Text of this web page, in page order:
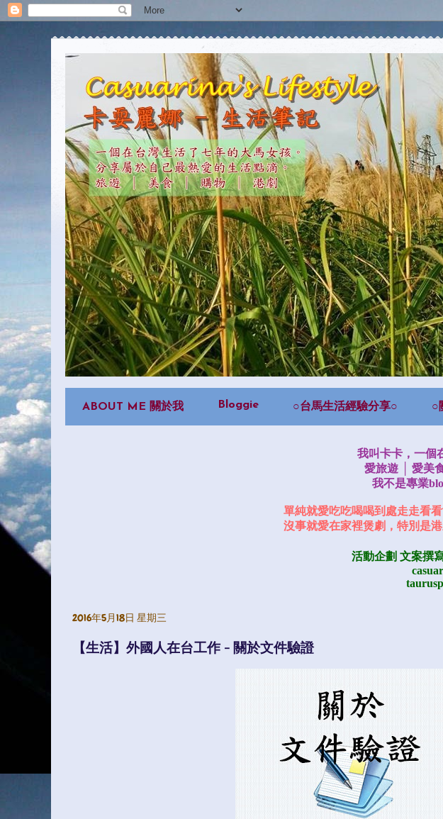
ABOUT ME 關於我 Bloggie ○台馬生活經驗分享○ ○
我叫卡卡，一個
愛旅遊 │ 愛美
我不是專業
單純就愛吃吃喝喝到處走走看
沒事就愛在家裡煲劇，特別是
活動企劃 文案撰
2016年5月18日 星期三
【生活】外國人在台工作 - 關於文件驗證